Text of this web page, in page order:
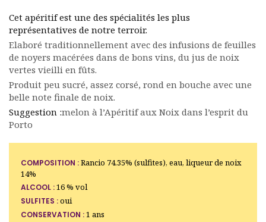
Cet apéritif est une des spécialités les plus
représentatives de notre terroir.
Elaboré traditionnellement avec des infusions de feuilles
de noyers macérées dans de bons vins, du jus de noix
vertes vieilli en fûts.
Produit peu sucré, assez corsé, rond en bouche avec une
belle note finale de noix.
Suggestion :melon à l’Apéritif aux Noix dans l’esprit du
Porto
COMPOSITION :Rancio 74.35% (sulfites), eau, liqueur de noix
14%
ALCOOL :16 % vol
SULFITES :oui
CONSERVATION :1 ans